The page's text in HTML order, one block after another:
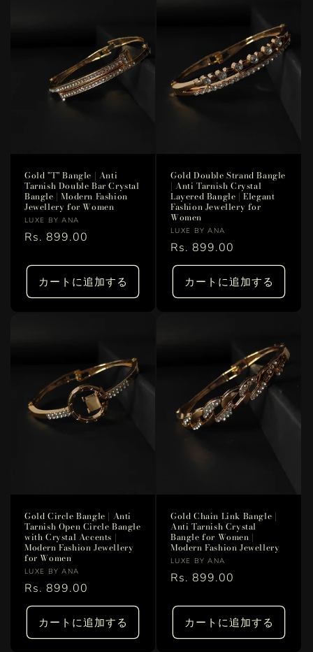
Gold "T" Bangle | Anti
Tarnish Double Bar Crystal
Bangle | Modern Fashion
Jewellery for Women
販
売
LUXE BY ANA
通
価
Rs. 899.00
カートに追加する
Gold Double Strand Bangle
| Anti Tarnish Crystal
Layered Bangle | Elegant
Fashion Jewellery for
Women
販
売
元:
LUXE BY ANA
通
常
格
Rs. 899.00
カートに追加する
Gold Circle Bangle | Anti
Tarnish Open Circle Bangle
with Crystal Accents |
Modern Fashion Jewellery
for Women
販
売
元:
LUXE BY ANA
通
常
格
Rs. 899.00
カートに追加する
Gold Chain Link Bangle |
Anti Tarnish Crystal
Bangle for Women |
Modern Fashion Jewellery
販
売
LUXE BY ANA
通
価
Rs. 899.00
カートに追加する